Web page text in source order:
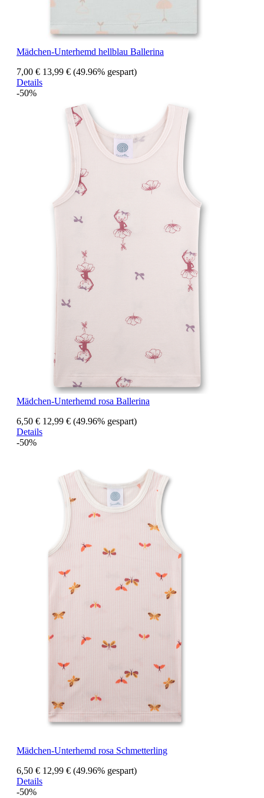
Mädchen-Unterhemd hellblau Ballerina
7,00 € 13,99 € (49.96% gespart)
Details
-50%
Mädchen-Unterhemd rosa Ballerina
6,50 € 12,99 € (49.96% gespart)
Details
-50%
Mädchen-Unterhemd rosa Schmetterling
6,50 € 12,99 € (49.96% gespart)
Details
-50%